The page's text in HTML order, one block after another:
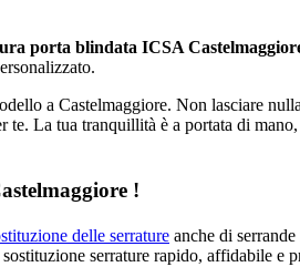
porta blindata ICSA
a Castelmaggiore. Non lasciare
te. La tua tranquillità è a portata di mano,
!
delle serrature anche di
serrature rapido, affidabile e